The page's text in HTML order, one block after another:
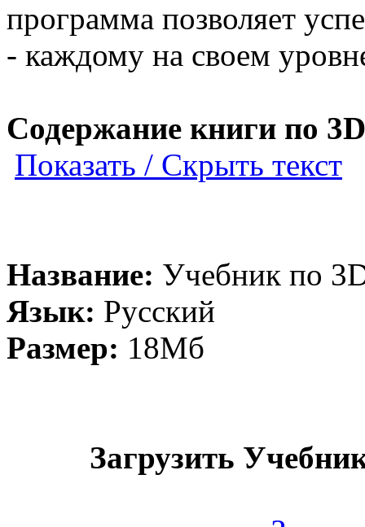
программа позволяет
- каждому на своем
Содержание книги по
Показать / Скрыть текст
Название: Учебник по
Язык: Русский
Размер: 18Мб
Загрузить